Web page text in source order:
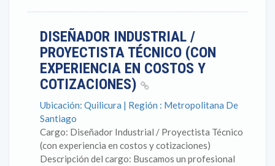
DISEÑADOR INDUSTRIAL /
PROYECTISTA TÉCNICO (CON
EXPERIENCIA EN COSTOS Y
COTIZACIONES)
Ubicación: Quilicura | Región : Metropolitana De
Santiago
Cargo: Diseñador Industrial / Proyectista Técnico
(con experiencia en costos y cotizaciones)
Descripción del cargo: Buscamos un profesional